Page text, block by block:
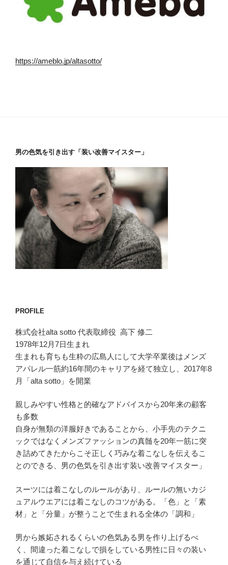
https://ameblo.jp/altasotto/
男の色気を引き出す「装い改善マイスター」
PROFILE
株式会社alta sotto 代表取締役 高下 修二
1978年12月7日生まれ
生まれも育ちも生粋の広島人にして大学卒業後はメンズ
アパレル一筋約16年間のキャリアを経て独立し、2017年8
月「alta sotto」を開業
親しみやすい性格と的確なアドバイスから20年来の顧客
も多数
自身が無類の洋服好きであることから、小手先のテクニ
ックではなくメンズファッションの真髄を20年一筋に突
き詰めてきたからこそ正しく巧みな着こなしを伝えるこ
とのできる、男の色気を引き出す装い改善マイスター」
スーツには着こなしのルールがあり、ルールの無いカジ
ュアルウエアには着こなしのコツがある。「色」と「素
材」と「分量」が整うことで生まれる全体の「調和」
男から嫉妬されるくらいの色気ある男を作り上げるべ
く、間違った着こなしで損をしている男性に日々の装い
を通じて自信を与え続けている